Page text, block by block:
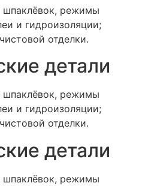
шпаклёвок, режимы
и гидроизоляции;
отделки.
детали
шпаклёвок, режимы
и гидроизоляции;
отделки.
детали
шпаклёвок, режимы